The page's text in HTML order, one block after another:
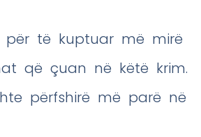
të kuptuar më mirë
që çuan në këtë krim.
përfshirë më parë në